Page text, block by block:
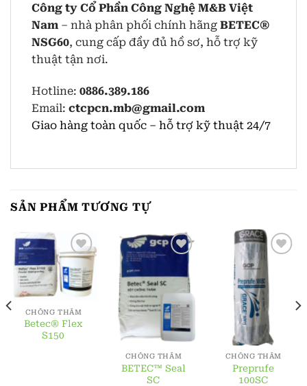
Công ty Cổ Phần Công Nghệ M&B Việt
Nam – nhà phân phối chính hãng BETEC®
NSG60, cung cấp đầy đủ hồ sơ, hỗ trợ kỹ
thuật tận nơi.
Hotline: 0886.389.186
Email: ctcpcn.mb@gmail.com
Giao hàng toàn quốc – hỗ trợ kỹ thuật 24/7
SẢN PHẨM TƯƠNG TỰ
CHỐNG THẤM
Betec® Flex
S150
CHỐNG THẤM
BETEC™ Seal
SC
CHỐNG THẤM
Preprufe
100SC